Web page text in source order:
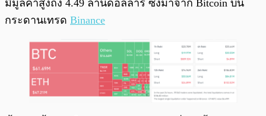
มีมูลค่าสูงถึง 4.49 ล้านดอลลาร์ ซึ่งมาจาก Bitcoin บน
กระดานเทรด Binance